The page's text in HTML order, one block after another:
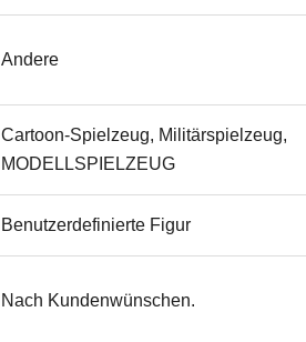
Andere
Cartoon-Spielzeug, Militärspielzeug,
MODELLSPIELZEUG
Benutzerdefinierte Figur
Nach Kundenwünschen.